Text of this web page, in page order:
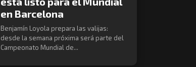
en Barcelona
Benjamín Loyola prepara las valijas:
desde la semana próxima será parte del
Campeonato Mundial de...